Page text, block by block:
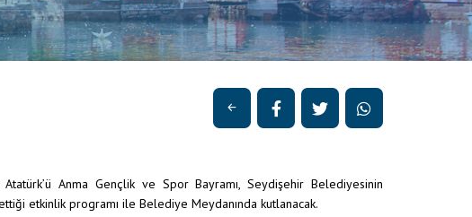
Atatürk’ü Anma Gençlik ve Spor Bayramı, Seydişehir Belediyesinin
etkinlik programı ile Belediye Meydanında kutlanacak.